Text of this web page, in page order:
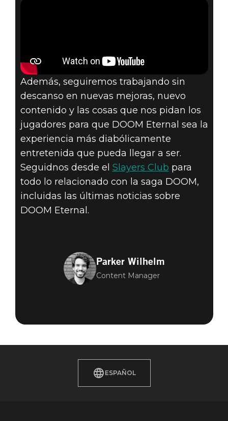
Además, seguiremos trabajando sin
descanso en nuevas mejoras, nuevo
contenido y las cosas que nos pidan los
jugadores para que DOOM Eternal sea la
experiencia más diabólicamente
entretenida que pueda llegar a ser.
Seguidnos desde el Slayers Club para
todo lo relacionado con la saga DOOM,
incluidas las últimas noticias sobre
DOOM Eternal.
Parker Wilhelm
Content Manager
ESPAÑOL